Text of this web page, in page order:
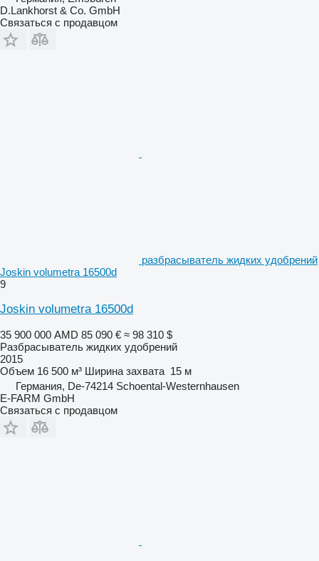
D.Lankhorst & Co. GmbH
Связаться с продавцом
разбрасыватель жидких удобрений
Joskin volumetra 16500d
9
Joskin volumetra 16500d
35 900 000 AMD 85 090 € ≈ 98 310 $
Разбрасыватель жидких удобрений
2015
Объем 16 500 м³ Ширина захвата 15 м
Германия, De-74214 Schoental-Westernhausen
E-FARM GmbH
Связаться с продавцом